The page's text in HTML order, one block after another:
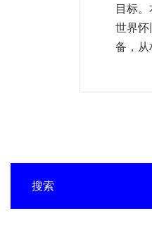
目标
世界
备，